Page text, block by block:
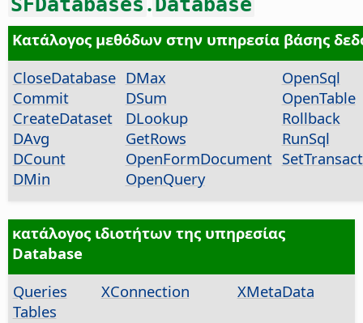
Κατάλογος μεθόδων στην υπηρεσία βάσης
CloseDatabase
Commit
CreateDataset
DAvg
DCount
DMin
DMax
DSum
DLookup
GetRows
OpenFormDocument
OpenQuery
OpenSql
OpenTable
Rollback
RunSql
κατάλογος ιδιοτήτων της υπηρεσίας
Database
Queries
Tables
XConnection XMetaData